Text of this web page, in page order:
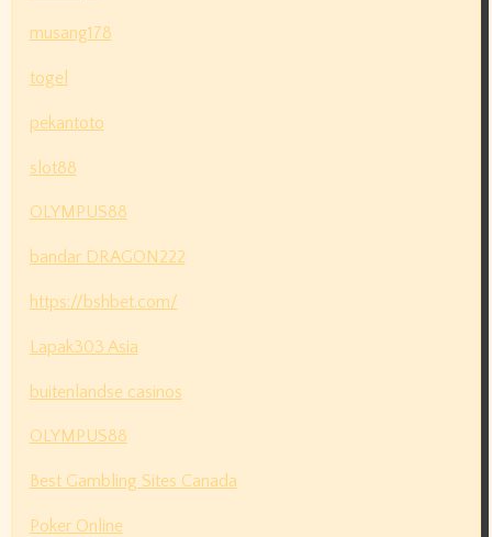
musang178
togel
pekantoto
slot88
OLYMPUS88
bandar DRAGON222
https://bshbet.com/
Lapak303 Asia
buitenlandse casinos
OLYMPUS88
Best Gambling Sites Canada
Poker Online